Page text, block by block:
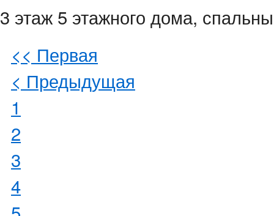
3 этаж 5 этажного дома,
<< Первая
< Предыдущая
1
2
3
4